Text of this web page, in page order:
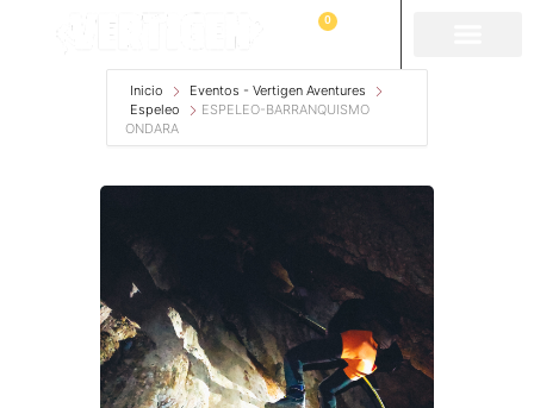
0
Inicio
Eventos - Vertigen Aventures
Espeleo
ESPELEO-BARRANQUISMO
ONDARA